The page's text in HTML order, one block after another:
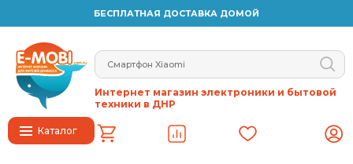
БЕСПЛАТНАЯ ДОСТАВКА ДОМОЙ
Каталог
Интернет магазин электроники и бытовой
техники в ДНР